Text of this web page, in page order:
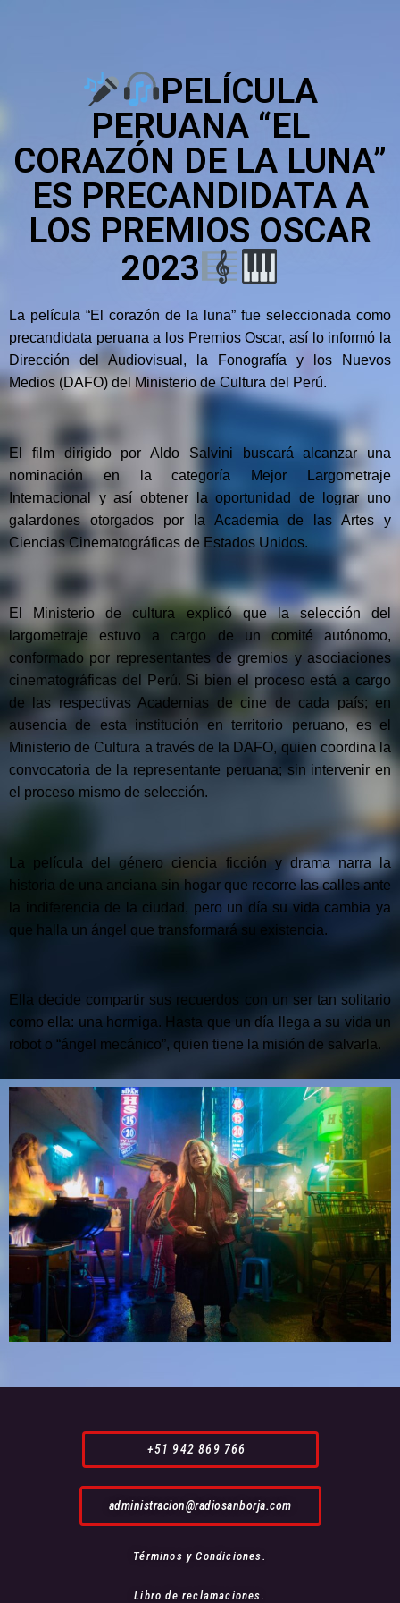
PELÍCULA
PERUANA “EL
CORAZÓN DE LA LUNA”
ES PRECANDIDATA A
LOS PREMIOS OSCAR
2023
La película “El corazón de la luna” fue seleccionada como
precandidata peruana a los Premios Oscar, así lo informó la
Dirección del Audiovisual, la Fonografía y los Nuevos
Medios (DAFO) del Ministerio de Cultura del Perú.
El film dirigido por Aldo Salvini buscará alcanzar una
nominación en la categoría Mejor Largometraje
Internacional y así obtener la oportunidad de lograr uno
galardones otorgados por la Academia de las Artes y
Ciencias Cinematográficas de Estados Unidos.
El Ministerio de cultura explicó que la selección del
largometraje estuvo a cargo de un comité autónomo,
conformado por representantes de gremios y asociaciones
cinematográficas del Perú. Si bien el proceso está a cargo
de las respectivas Academias de cine de cada país; en
ausencia de esta institución en territorio peruano, es el
Ministerio de Cultura a través de la DAFO, quien coordina la
convocatoria de la representante peruana; sin intervenir en
el proceso mismo de selección.
La película del género ciencia ficción y drama narra la
historia de una anciana sin hogar que recorre las calles ante
la indiferencia de la ciudad, pero un día su vida cambia ya
que halla un ángel que transformará su existencia.
Ella decide compartir sus recuerdos con un ser tan solitario
como ella: una hormiga. Hasta que un día llega a su vida un
robot o “ángel mecánico”, quien tiene la misión de salvarla.
+51 942 869 766
administracion@radiosanborja.com
Términos y Condiciones.
Libro de reclamaciones.